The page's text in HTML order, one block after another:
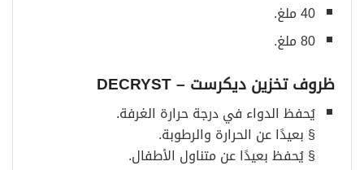
40 ملغ.
80 ملغ.
ظروف تخزين ديكرست – DECRYST
يُحفظ الدواء في درجة حرارة الغرفة.
§ بعيدًا عن الحرارة والرطوبة.
§ يُحفظ بعيدًا عن متناول الأطفال.